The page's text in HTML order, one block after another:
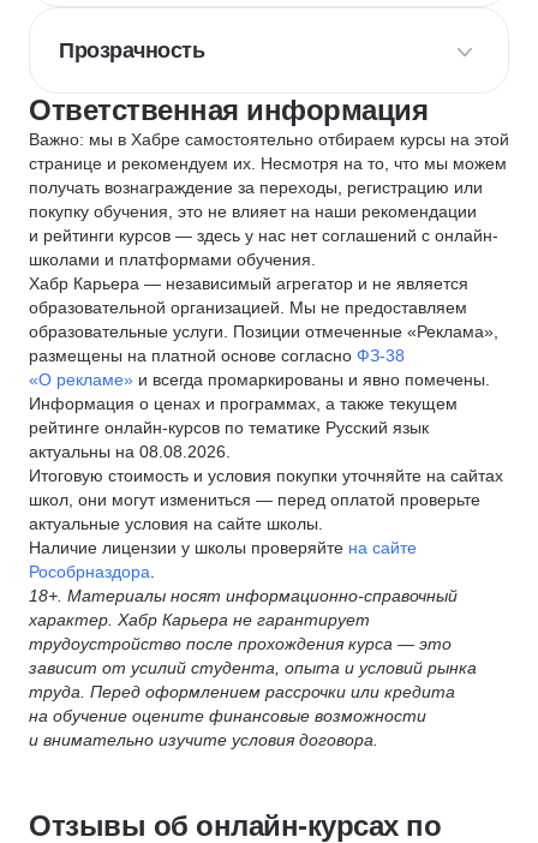
Прозрачность
Ответственная информация
Важно: мы в Хабре самостоятельно отбираем курсы на этой
странице и рекомендуем их. Несмотря на то, что мы можем
получать вознаграждение за переходы, регистрацию или
покупку обучения, это не влияет на наши рекомендации
и рейтинги курсов — здесь у нас нет соглашений с онлайн-
школами и платформами обучения.
Хабр Карьера — независимый агрегатор и не является
образовательной организацией. Мы не предоставляем
образовательные услуги. Позиции отмеченные «Реклама»,
размещены на платной основе согласно ФЗ-38
«О рекламе» и всегда промаркированы и явно помечены.
Информация о ценах и программах, а также текущем
рейтинге онлайн-курсов по тематике Русский язык
актуальны на 08.08.2026.
Итоговую стоимость и условия покупки уточняйте на сайтах
школ, они могут измениться — перед оплатой проверьте
актуальные условия на сайте школы.
Наличие лицензии у школы проверяйте на сайте
Рособрназдора
18+. Материалы носят информационно-справочный
характер. Хабр Карьера не гарантирует
трудоустройство после прохождения курса — это
зависит от усилий студента, опыта и условий рынка
труда. Перед оформлением рассрочки или кредита
на обучение оцените финансовые возможности
и внимательно изучите условия договора.
Отзывы об онлайн-курсах по